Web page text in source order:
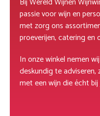
passie voor wijn en
met zorg ons
proeverijen, catering en
In onze winkel nemen
deskundig te
met een wijn die écht